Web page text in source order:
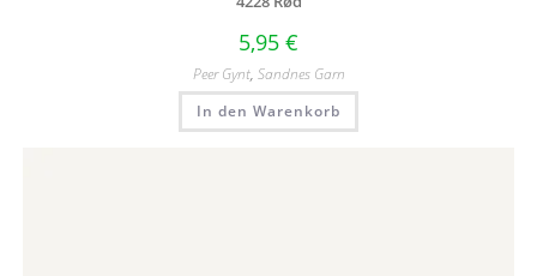
5,95 €
Peer Gynt, Sandnes Garn
In den Warenkorb